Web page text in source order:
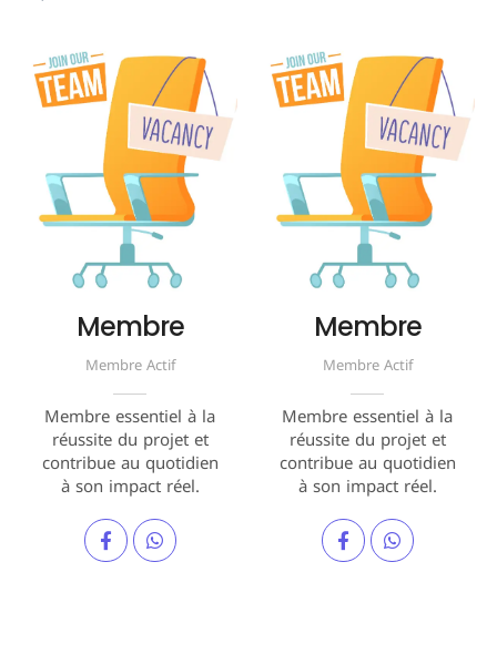
Membre
Membre Actif
Membre essentiel à la
réussite du projet et
contribue au quotidien
à son impact réel.
Membre
Membre Actif
Membre essentiel à la
réussite du projet et
contribue au quotidien
à son impact réel.